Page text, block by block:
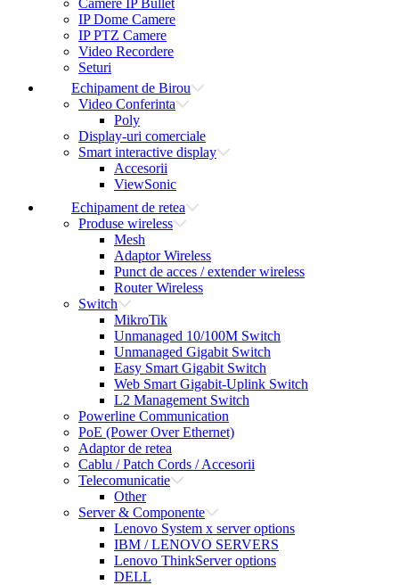
Camere IP Bullet
IP Dome Camere
IP PTZ Camere
Video Recordere
Seturi
Echipament de Birou
Video Conferinta
Poly
Display-uri comerciale
Smart interactive display
Accesorii
ViewSonic
Echipament de retea
Produse wireless
Mesh
Adaptor Wireless
Punct de acces / extender wireless
Router Wireless
Switch
MikroTik
Unmanaged 10/100M Switch
Unmanaged Gigabit Switch
Easy Smart Gigabit Switch
Web Smart Gigabit-Uplink Switch
L2 Management Switch
Powerline Communication
PoE (Power Over Ethernet)
Adaptor de retea
Cablu / Patch Cords / Accesorii
Telecomunicatie
Other
Server & Componente
Lenovo System x server options
IBM / LENOVO SERVERS
Lenovo ThinkServer options
DELL